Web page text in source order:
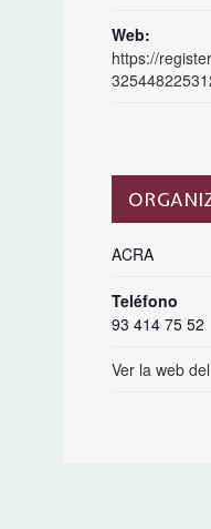
Web:
https://
ACRA
Teléfono
93 414 75 52
Ver la web